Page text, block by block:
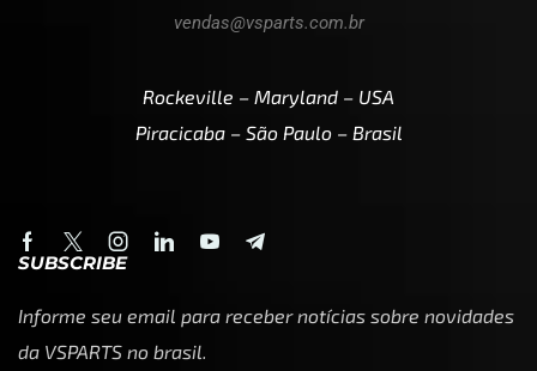
vendas@vsparts.com.br
Rockeville – Maryland – USA
Piracicaba – São Paulo – Brasil
SUBSCRIBE
Informe seu email para receber notícias sobre novidades
da VSPARTS no brasil.